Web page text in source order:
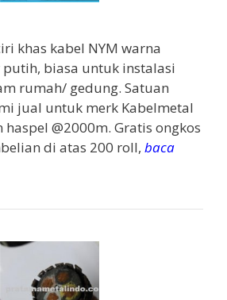
khas kabel NYM warna
biasa untuk instalasi
rumah/ gedung. Satuan
jual untuk merk Kabelmetal
haspel @2000m. Gratis ongkos
di atas 200 roll, baca